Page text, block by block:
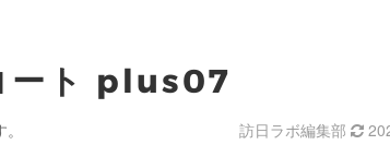
ート plus07
訪日ラボ編集部